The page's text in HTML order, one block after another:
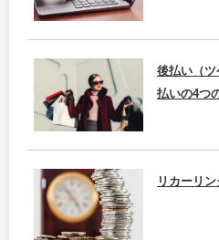
後払い（
払いの4つ
リカーリ